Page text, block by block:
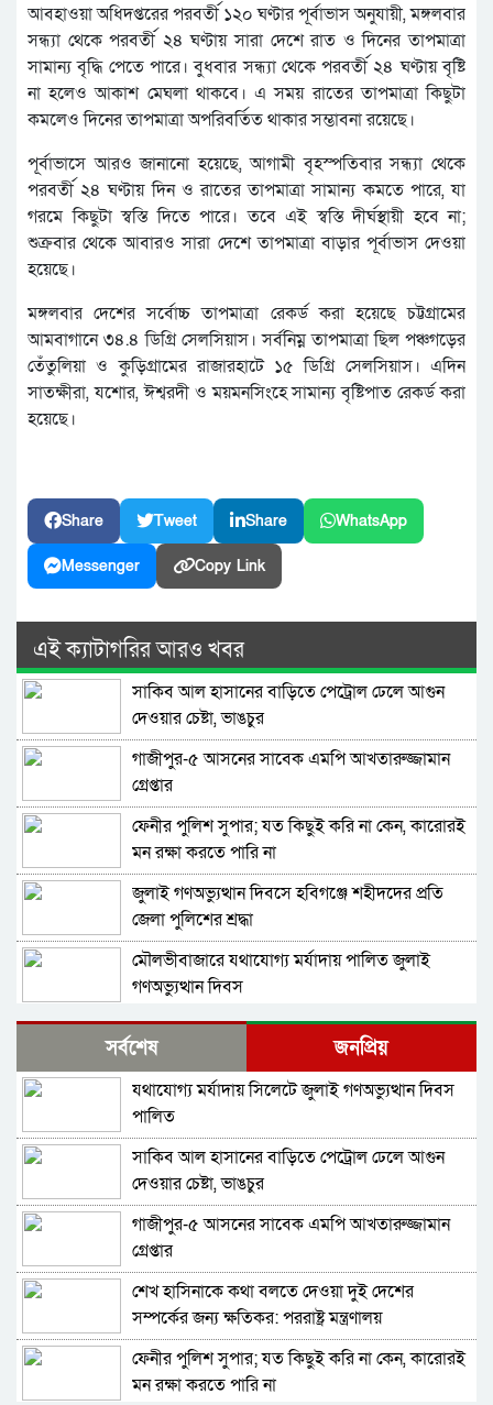
আবহাওয়া অধিদপ্তরের পরবর্তী ১২০ ঘণ্টার পূর্বাভাস অনুযায়ী, মঙ্গলবার
সন্ধ্যা থেকে পরবর্তী ২৪ ঘণ্টায় সারা দেশে রাত ও দিনের তাপমাত্রা
সামান্য বৃদ্ধি পেতে পারে। বুধবার সন্ধ্যা থেকে পরবর্তী ২৪ ঘণ্টায় বৃষ্টি
না হলেও আকাশ মেঘলা থাকবে। এ সময় রাতের তাপমাত্রা কিছুটা
কমলেও দিনের তাপমাত্রা অপরিবর্তিত থাকার সম্ভাবনা রয়েছে।
পূর্বাভাসে আরও জানানো হয়েছে, আগামী বৃহস্পতিবার সন্ধ্যা থেকে
পরবর্তী ২৪ ঘণ্টায় দিন ও রাতের তাপমাত্রা সামান্য কমতে পারে, যা
গরমে কিছুটা স্বস্তি দিতে পারে। তবে এই স্বস্তি দীর্ঘস্থায়ী হবে না;
শুক্রবার থেকে আবারও সারা দেশে তাপমাত্রা বাড়ার পূর্বাভাস দেওয়া
হয়েছে।
মঙ্গলবার দেশের সর্বোচ্চ তাপমাত্রা রেকর্ড করা হয়েছে চট্টগ্রামের
আমবাগানে ৩৪.৪ ডিগ্রি সেলসিয়াস। সর্বনিম্ন তাপমাত্রা ছিল পঞ্চগড়ের
তেঁতুলিয়া ও কুড়িগ্রামের রাজারহাটে ১৫ ডিগ্রি সেলসিয়াস। এদিন
সাতক্ষীরা, যশোর, ঈশ্বরদী ও ময়মনসিংহে সামান্য বৃষ্টিপাত রেকর্ড করা
হয়েছে।
Share Tweet Share WhatsApp
Messenger Copy Link
এই ক্যাটাগরির আরও খবর
সাকিব আল হাসানের বাড়িতে পেট্রোল ঢেলে আগুন
দেওয়ার চেষ্টা, ভাঙচুর
গাজীপুর-৫ আসনের সাবেক এমপি আখতারুজ্জামান
গ্রেপ্তার
ফেনীর পুলিশ সুপার; যত কিছুই করি না কেন, কারোরই
মন রক্ষা করতে পারি না
জুলাই গণঅভ্যুত্থান দিবসে হবিগঞ্জে শহীদদের প্রতি
জেলা পুলিশের শ্রদ্ধা
মৌলভীবাজারে যথাযোগ্য মর্যাদায় পালিত জুলাই
গণঅভ্যুত্থান দিবস
কুষ্টিয়ায় নানা আয়োজনে জুলাই গণঅভ্যুত্থান দিবস
পালিত
বহিরাগতদের নিয়ে র‍্যালি করার অভিযোগকে কেন্দ্র
করে বরিশাল বিশ্ববিদ্যালয়ে ছাত্রদল-শিবির সংঘর্ষ,
আহত ১০
বেগম রোকেয়া বিশ্ববিদ্যালয়ে ছাত্রদল-শিবির সংঘর্ষ,
আহত অন্তত ২০
মদপান করে দুই রুশ নাগরিকের মারামারিতে
একজনের মৃত্যু, আরেকজন আইসিইউতে
নাগরপুরে প্রায় ৪ কোটি টাকার সেতু নির্মাণ অ্যাপ্রোচ
সড়ক না থাকায় দুর্ভোগে ১৫ গ্রামের মানুষ
দুবাইয়ের কারাগার থেকে জামিনে মুক্তি পেয়েছেন
বেনজীর
সর্বশেষ জনপ্রিয়
যথাযোগ্য মর্যাদায় সিলেটে জুলাই গণঅভ্যুত্থান দিবস
পালিত
সাকিব আল হাসানের বাড়িতে পেট্রোল ঢেলে আগুন
দেওয়ার চেষ্টা, ভাঙচুর
গাজীপুর-৫ আসনের সাবেক এমপি আখতারুজ্জামান
গ্রেপ্তার
শেখ হাসিনাকে কথা বলতে দেওয়া দুই দেশের
সম্পর্কের জন্য ক্ষতিকর: পররাষ্ট্র মন্ত্রণালয়
ফেনীর পুলিশ সুপার; যত কিছুই করি না কেন, কারোরই
মন রক্ষা করতে পারি না